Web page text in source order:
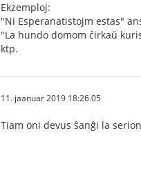
Ekzemploj:
"Ni Esperanatistojm estas"
"La hundo domom ĉirkaŭ
ktp.
11. jaanuar 2019 18:26.05
Tiam oni devus ŝanĝi la